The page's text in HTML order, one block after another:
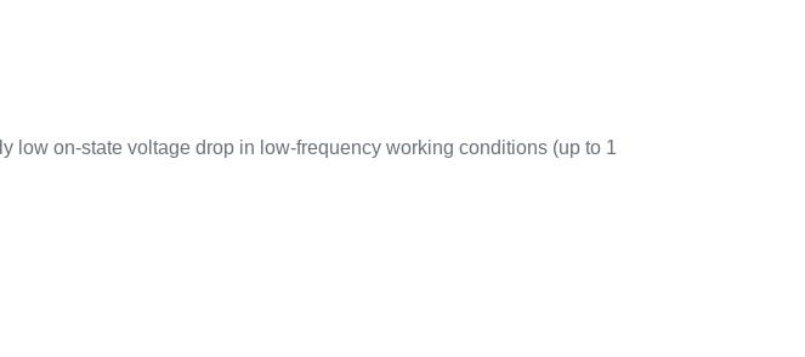
on-state voltage drop in low-frequency working conditions (up to 1